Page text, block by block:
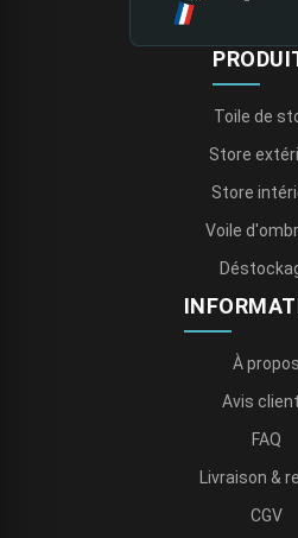
Toile de
Store
Store
Voile
À propos
Avis
FAQ
Livraison &
CGV